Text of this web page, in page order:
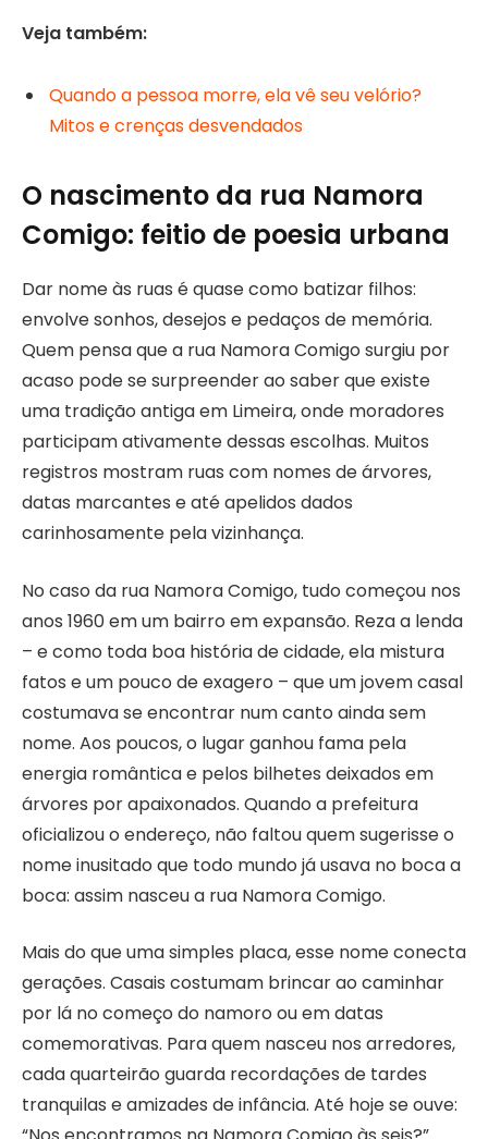
Veja também:
Quando a pessoa morre, ela vê seu velório?
Mitos e crenças desvendados
O nascimento da rua Namora
Comigo: feitio de poesia urbana
Dar nome às ruas é quase como batizar filhos:
envolve sonhos, desejos e pedaços de memória.
Quem pensa que a rua Namora Comigo surgiu por
acaso pode se surpreender ao saber que existe
uma tradição antiga em Limeira, onde moradores
participam ativamente dessas escolhas. Muitos
registros mostram ruas com nomes de árvores,
datas marcantes e até apelidos dados
carinhosamente pela vizinhança.
No caso da rua Namora Comigo, tudo começou nos
anos 1960 em um bairro em expansão. Reza a lenda
– e como toda boa história de cidade, ela mistura
fatos e um pouco de exagero – que um jovem casal
costumava se encontrar num canto ainda sem
nome. Aos poucos, o lugar ganhou fama pela
energia romântica e pelos bilhetes deixados em
árvores por apaixonados. Quando a prefeitura
oficializou o endereço, não faltou quem sugerisse o
nome inusitado que todo mundo já usava no boca a
boca: assim nasceu a rua Namora Comigo.
Mais do que uma simples placa, esse nome conecta
gerações. Casais costumam brincar ao caminhar
por lá no começo do namoro ou em datas
comemorativas. Para quem nasceu nos arredores,
cada quarteirão guarda recordações de tardes
tranquilas e amizades de infância. Até hoje se ouve: